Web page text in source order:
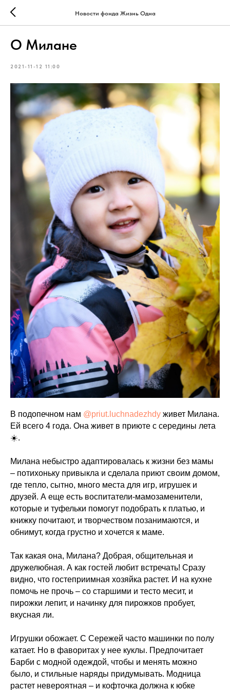
Новости фонда Жизнь Одна
О Милане
2021-11-12 11:00
В подопечном нам @priut.luchnadezhdy живет Милана.
Ей всего 4 года. Она живет в приюте с середины лета
☀️.
Милана небыстро адаптировалась к жизни без мамы
– потихоньку привыкла и сделала приют своим домом,
где тепло, сытно, много места для игр, игрушек и
друзей. А еще есть воспитатели-мамозаменители,
которые и туфельки помогут подобрать к платью, и
книжку почитают, и творчеством позанимаются, и
обнимут, когда грустно и хочется к маме.
Так какая она, Милана? Добрая, общительная и
дружелюбная. А как гостей любит встречать! Сразу
видно, что гостеприимная хозяйка растет. И на кухне
помочь не прочь – со старшими и тесто месит, и
пирожки лепит, и начинку для пирожков пробует,
вкусная ли.
Игрушки обожает. С Сережей часто машинки по полу
катает. Но в фаворитах у нее куклы. Предпочитает
Барби с модной одеждой, чтобы и менять можно
было, и стильные наряды придумывать. Модница
растет невероятная – и кофточка должна к юбке